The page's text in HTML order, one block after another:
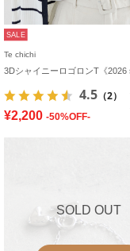
SALE
Te chichi
4.5 （2）
¥2,200 -50%OFF-
SOLD OUT